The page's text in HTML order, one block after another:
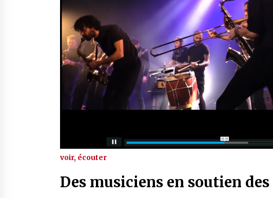
voir, écouter
Des musiciens en soutien